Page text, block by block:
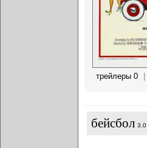
трейлеры 0
бейсбол 3.0